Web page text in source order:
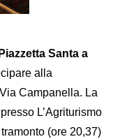
Santa a
alla
Campanella. La
L’Agriturismo
(ore 20,37)